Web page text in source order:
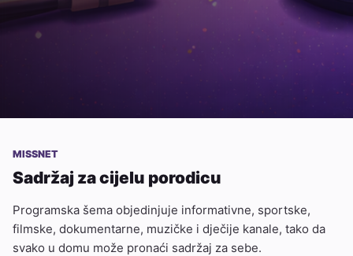
MISSNET
Sadržaj za cijelu porodicu
Programska šema objedinjuje informativne, sportske,
filmske, dokumentarne, muzičke i dječije kanale, tako da
svako u domu može pronaći sadržaj za sebe.